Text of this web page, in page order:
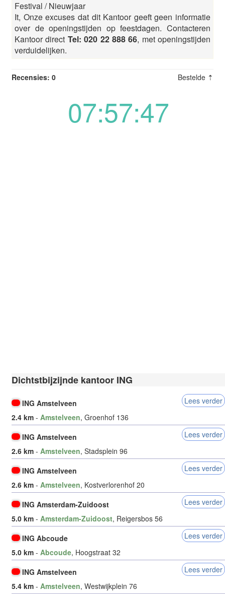
Festival / Nieuwjaar
It, Onze excuses dat dit Kantoor geeft geen informatie
over de openingstijden op feestdagen. Contacteren
Kantoor direct Tel: 020 22 888 66, met openingstijden
verduidelijken.
Recensies: 0 Bestelde ⇡
07:57:47
Dichtstbijzijnde kantoor ING
ING Amstelveen
Lees verder
2.4 km - Amstelveen, Groenhof 136
ING Amstelveen
Lees verder
2.6 km - Amstelveen, Stadsplein 96
ING Amstelveen
Lees verder
2.6 km - Amstelveen, Kostverlorenhof 20
ING Amsterdam-Zuidoost
Lees verder
5.0 km - Amsterdam-Zuidoost, Reigersbos 56
ING Abcoude
Lees verder
5.0 km - Abcoude, Hoogstraat 32
ING Amstelveen
Lees verder
5.4 km - Amstelveen, Westwijkplein 76